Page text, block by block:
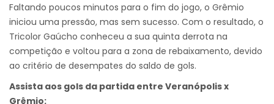
Faltando poucos minutos para o fim do jogo, o Grêmio
iniciou uma pressão, mas sem sucesso. Com o resultado, o
Tricolor Gaúcho conheceu a sua quinta derrota na
competição e voltou para a zona de rebaixamento, devido
ao critério de desempates do saldo de gols.
Assista aos gols da partida entre Veranópolis x
Grêmio: